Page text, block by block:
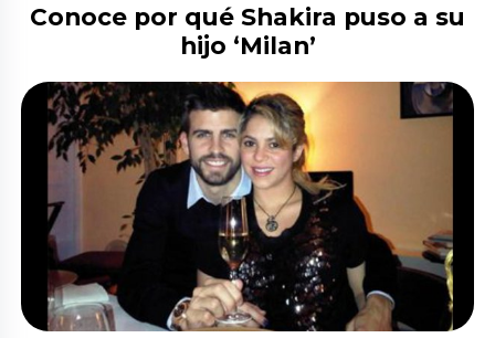
Conoce por qué Shakira puso a su
hijo ‘Milan’